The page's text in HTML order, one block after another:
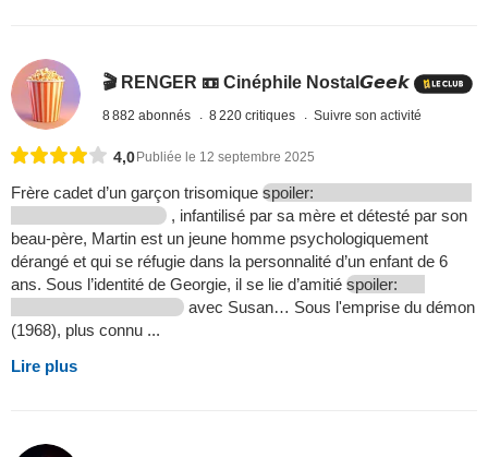
🎬 RENGER 📼 Cinéphile Nostal𝙂𝙚𝙚𝙠
8 882 abonnés 8 220 critiques Suivre son activité
4,0Publiée le 12 septembre 2025
Frère cadet d’un garçon trisomique spoiler:
, infantilisé par sa mère et détesté par son
beau-père, Martin est un jeune homme psychologiquement
dérangé et qui se réfugie dans la personnalité d’un enfant de 6
ans. Sous l’identité de Georgie, il se lie d’amitié spoiler:
avec Susan… Sous l'emprise du démon
(1968), plus connu ...
Lire plus